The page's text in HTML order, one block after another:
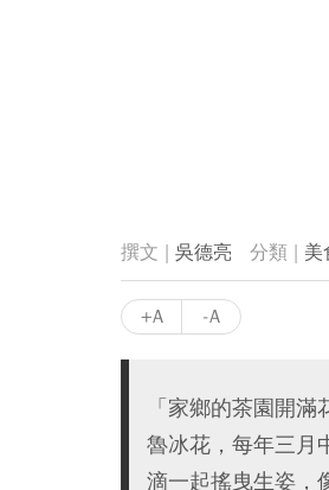
吳德亮 美
+A -A
「家鄉的茶園開
魯冰花，每年三月
滴一起搖曳生姿，